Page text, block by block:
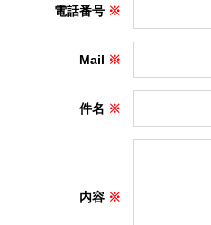
電話番号
Mail
件名
内容